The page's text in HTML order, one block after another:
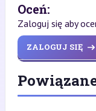
Oceń:
Zaloguj się aby
ZALOGUJ SIĘ